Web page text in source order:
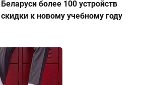
более 100 устройств
к новому учебному году